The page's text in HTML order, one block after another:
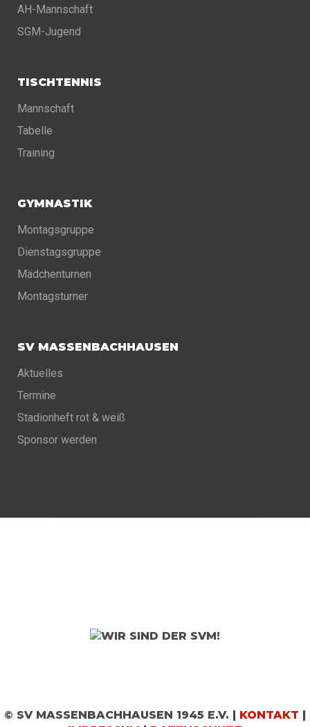
AH-Mannschaft
SGM-Jugend
TISCHTENNIS
Mannschaft
Tabelle
Training
GYMNASTIK
Montagsgruppe
Dienstagsgruppe
Mädchenturnen
Montagsturner
SV MASSENBACHHAUSEN
Aktuelles
Termine
Stadionheft rot & weiß
Sponsor werden
© SV MASSENBACHHAUSEN 1945 E.V. | KONTAKT |